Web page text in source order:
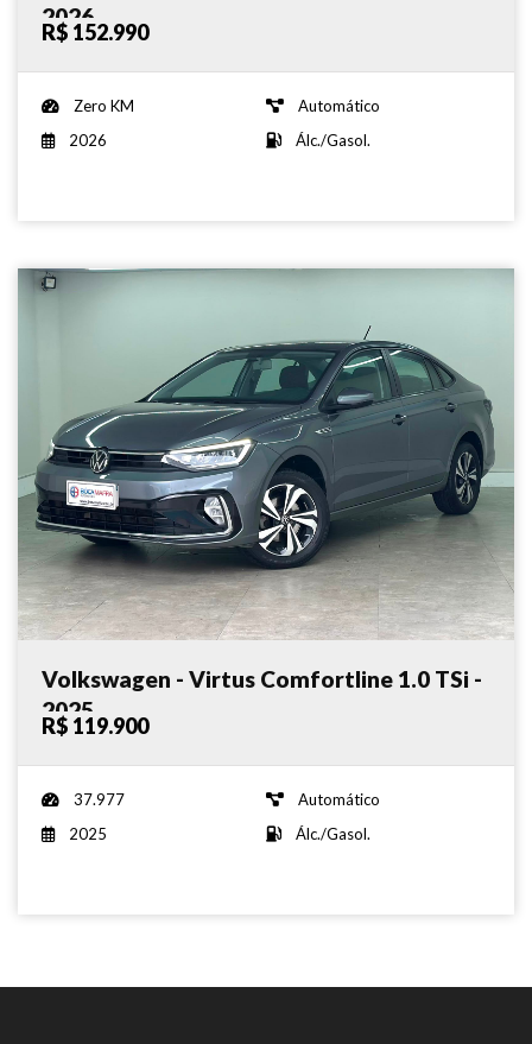
2026
R$ 152.990
Zero KM
Automático
2026
Álc./Gasol.
Volkswagen - Virtus Comfortline 1.0 TSi -
2025
R$ 119.900
37.977
Automático
2025
Álc./Gasol.